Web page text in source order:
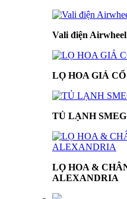
Vali điện Airwheel
LỌ HOA GIẢ
TỦ LẠNH
LỌ HOA &
ALEXANDRIA